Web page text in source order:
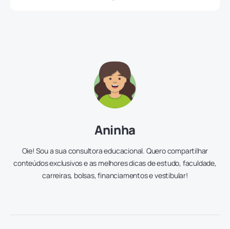
Aninha
Oie! Sou a sua consultora educacional. Quero compartilhar
conteúdos exclusivos e as melhores dicas de estudo, faculdade,
carreiras, bolsas, financiamentos e vestibular!